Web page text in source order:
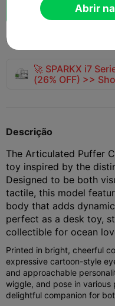
Boost

🚀 SPARKX i7
(26% OFF) >>
Descrição
The Articulated Puffer
toy inspired by the
Designed to be both
tactile, this model
body that adds
perfect as a desk toy,
collectible for ocean
Printed in bright, cheerful
expressive cartoon-style
and approachable
wiggle, and pose in
delightful companion for
Abrir